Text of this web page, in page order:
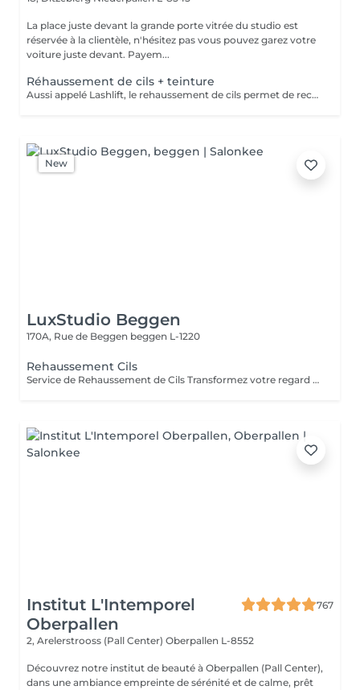
La place juste devant la grande porte vitrée du studio est
réservée à la clientèle, n'hésitez pas vous pouvez garez votre
voiture juste devant. Payem...
Réhaussement de cils + teinture
Aussi appelé Lashlift, le rehaussement de cils permet de recourber les cils naturel dès la racine, sans extensions. La teinture elle, intensifie le résultat pour un regard ouvert naturellement. Idéal pour sublimer son regard naturel Attention : Le jour du rendez-vous, venir les yeux totalement démaquiller svp.
New
LuxStudio Beggen
170A, Rue de Beggen beggen L-1220
Rehaussement Cils
Service de Rehaussement de Cils Transformez votre regard avec notre service de rehaussement de cils, disponible avec ou sans teinture. Notre technique avancée inclut : - *Courbure Durable* : Nous sublimons vos cils naturels en leur apportant une courbure élégante et durable. - *Option avec Teinture* : Pour un effet encore plus spectaculaire, ajoutez de la couleur à vos cils, vous libérant ainsi de l'utilisation quotidienne de mascara. - *Hydratation Incluse* : Nos traitements incluent une hydratation profonde, garantissant des cils sains et forts. ### Entretien Pour maintenir l'effet souhaité et éviter d'endommager vos cils, nous recommandons de refaire le traitement toutes les 4 à 6 semaines. Ainsi, vous assurez un regard toujours éblouissant tout en préservant la santé de vos cils. Prenez rendez-vous dès aujourd'hui et sublimez la beauté naturelle de vos yeux !
Institut L'Intemporel
Oberpallen
767
2, Arelerstrooss (Pall Center) Oberpallen L-8552
Découvrez notre institut de beauté à Oberpallen (Pall Center),
dans une ambiance empreinte de sérénité et de calme, prêt